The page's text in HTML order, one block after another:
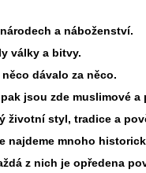
a náboženství.
války a bitvy.
dávalo za něco.
jsou zde muslimové a
životní styl, tradice a
najdeme mnoho
z nich je opředena